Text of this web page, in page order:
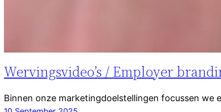
Wervingsvideo’s / Employer
Binnen onze marketingdoelstellingen focussen we